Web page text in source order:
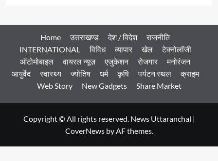
Home उत्तराखण्ड देश / विदेश
राजनीति
INTERNATIONAL
विविध व्यापार खेल
टेक्नोलॉजी
ऑटोमोबाइल
वायरल न्यूज़ एजुकेशन रोजगार
मनोरंजन
आयुर्वेद
स्वास्थ्य ज्योतिष धर्म कृषि पर्यटन स्थल
क्राइम
Web Story
New Gadgets Share Market
Copyright © All rights reserved. News Uttaranchal |
CoverNewsby AF themes.